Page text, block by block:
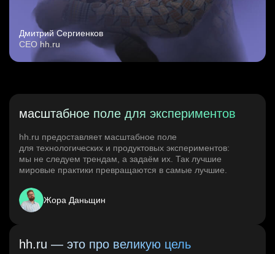
Дмитрий Сергиенков
CEO hh.ru
масштабное поле для экспериментов
hh.ru предоставляет масштабное поле
для технологических и продуктовых экспериментов:
мы не следуем трендам, а задаём их. Так лучшие
мировые практики превращаются в самые лучшие.
Жора Даньщин
hh.ru — это про великую цель